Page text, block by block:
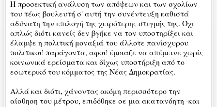
Η προσεκτική ανάλυση των απόψεων και των σχολίων
του τέως βουλευτή σ' αυτή την συνέντευξη καθιστά
αδύνατη την επιλογή της χειρότερης στιγμής της. Όχι
απλώς διότι κανείς δεν βγήκε να τον υποστηρίξει και
έλαμψε η πολιτική μοναξιά του άλλοτε πανίσχυρου
πολιτικού παράγοντα, αφού έμοιαζε να απέμεινε χωρίς
κοινωνικά ερείσματα και δίχως υποστήριξη από το
εσωτερικό του κόμματος της Νέας Δημοκρατίας.
Αλλά και διότι, χάνοντας ακόμη περισσότερο την
αίσθηση του μέτρου, επιδόθηκε σε μια ακατανόητη -και